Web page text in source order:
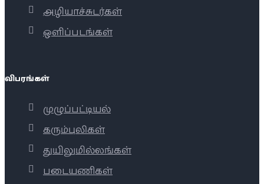
அழியாச்சுடர்கள்
ஒளிப்படங்கள்
விபரங்கள்
முழுப்பட்டியல்
கரும்புலிகள்
துயிலுமில்லங்கள்
படையணிகள்